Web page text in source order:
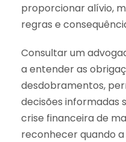
proporcionar alívio,
regras e
Consultar um
a entender as
desdobramentos,
decisões informadas
crise financeira de
reconhecer quando